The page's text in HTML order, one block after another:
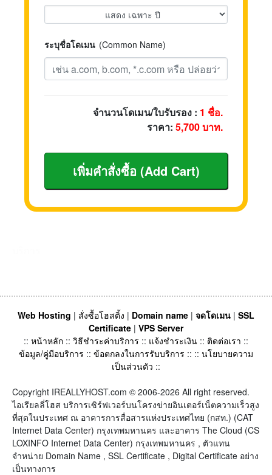
ระบุชื่อโดเมน (Common Name)
จำนวนโดเมน/ใบรับรอง : 1 ชื่อ.
ราคา: 5,700บาท.
Web Hosting | สั่งซื้อโฮสติ้ง | Domain name | จดโดเมน | SSL
Certificate | VPS Server
:: หน้าหลัก :: วิธีชำระค่าบริการ :: แจ้งชำระเงิน :: ติดต่อเรา ::
ข้อมูล/คู่มือบริการ :: ข้อตกลงในการรับบริการ :: :: นโยบายความ
เป็นส่วนตัว ::
Copyright IREALLYHOST.com © 2006-2026 All right reserved.
ไอเรียลลี่โฮส บริการเซิร์ฟเวอร์บนโครงข่ายอินเตอร์เน็ตความเร็วสูง
ที่สุดในประเทศ ณ อาคารการสื่อสารแห่งประเทศไทย (กสท.) (CAT
Internet Data Center) กรุงเทพมหานคร และอาคาร The Cloud (CS
LOXINFO Internet Data Center) กรุงเทพมหานคร , ตัวแทน
จำหน่าย Domain Name , SSL Certificate , Digital Certificate อย่าง
เป็นทางการ